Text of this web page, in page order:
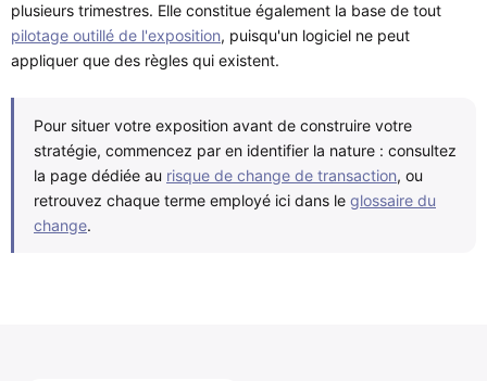
plusieurs trimestres. Elle constitue également la base de tout
pilotage outillé de l'exposition, puisqu'un logiciel ne peut
appliquer que des règles qui existent.
Pour situer votre exposition avant de construire votre
stratégie, commencez par en identifier la nature : consultez
la page dédiée au risque de change de transaction, ou
retrouvez chaque terme employé ici dans le glossaire du
change.